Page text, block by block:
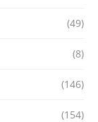
(49)
(8)
(146)
(154)